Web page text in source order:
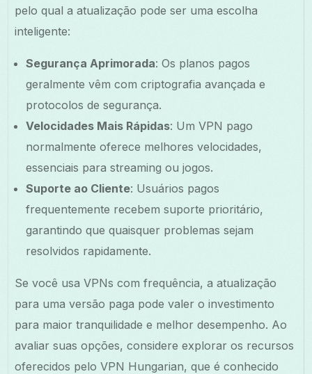
pelo qual a atualização pode ser uma escolha
inteligente:
Segurança Aprimorada: Os planos pagos
geralmente vêm com criptografia avançada e
protocolos de segurança.
Velocidades Mais Rápidas: Um VPN pago
normalmente oferece melhores velocidades,
essenciais para streaming ou jogos.
Suporte ao Cliente: Usuários pagos
frequentemente recebem suporte prioritário,
garantindo que quaisquer problemas sejam
resolvidos rapidamente.
Se você usa VPNs com frequência, a atualização
para uma versão paga pode valer o investimento
para maior tranquilidade e melhor desempenho. Ao
avaliar suas opções, considere explorar os recursos
oferecidos pelo VPN Hungarian, que é conhecido